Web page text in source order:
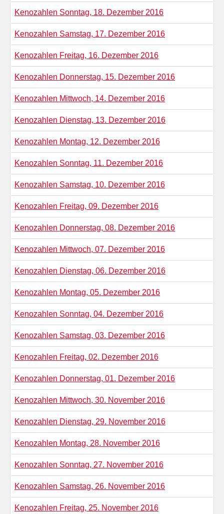
Kenozahlen Sonntag, 18. Dezember 2016
Kenozahlen Samstag, 17. Dezember 2016
Kenozahlen Freitag, 16. Dezember 2016
Kenozahlen Donnerstag, 15. Dezember 2016
Kenozahlen Mittwoch, 14. Dezember 2016
Kenozahlen Dienstag, 13. Dezember 2016
Kenozahlen Montag, 12. Dezember 2016
Kenozahlen Sonntag, 11. Dezember 2016
Kenozahlen Samstag, 10. Dezember 2016
Kenozahlen Freitag, 09. Dezember 2016
Kenozahlen Donnerstag, 08. Dezember 2016
Kenozahlen Mittwoch, 07. Dezember 2016
Kenozahlen Dienstag, 06. Dezember 2016
Kenozahlen Montag, 05. Dezember 2016
Kenozahlen Sonntag, 04. Dezember 2016
Kenozahlen Samstag, 03. Dezember 2016
Kenozahlen Freitag, 02. Dezember 2016
Kenozahlen Donnerstag, 01. Dezember 2016
Kenozahlen Mittwoch, 30. November 2016
Kenozahlen Dienstag, 29. November 2016
Kenozahlen Montag, 28. November 2016
Kenozahlen Sonntag, 27. November 2016
Kenozahlen Samstag, 26. November 2016
Kenozahlen Freitag, 25. November 2016